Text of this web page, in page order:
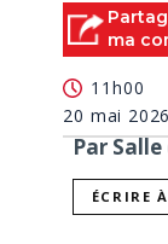
ma
11h00
20 mai 2026
Par
ÉCRIRE